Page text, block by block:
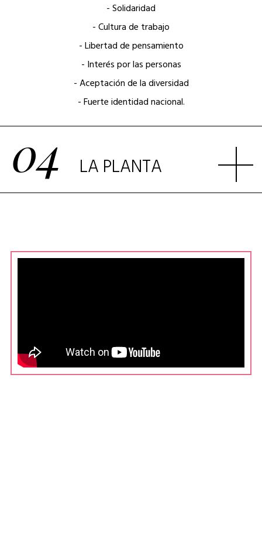
- Solidaridad
- Cultura de trabajo
- Libertad de pensamiento
- Interés por las personas
- Aceptación de la diversidad
- Fuerte identidad nacional.
04 LA PLANTA